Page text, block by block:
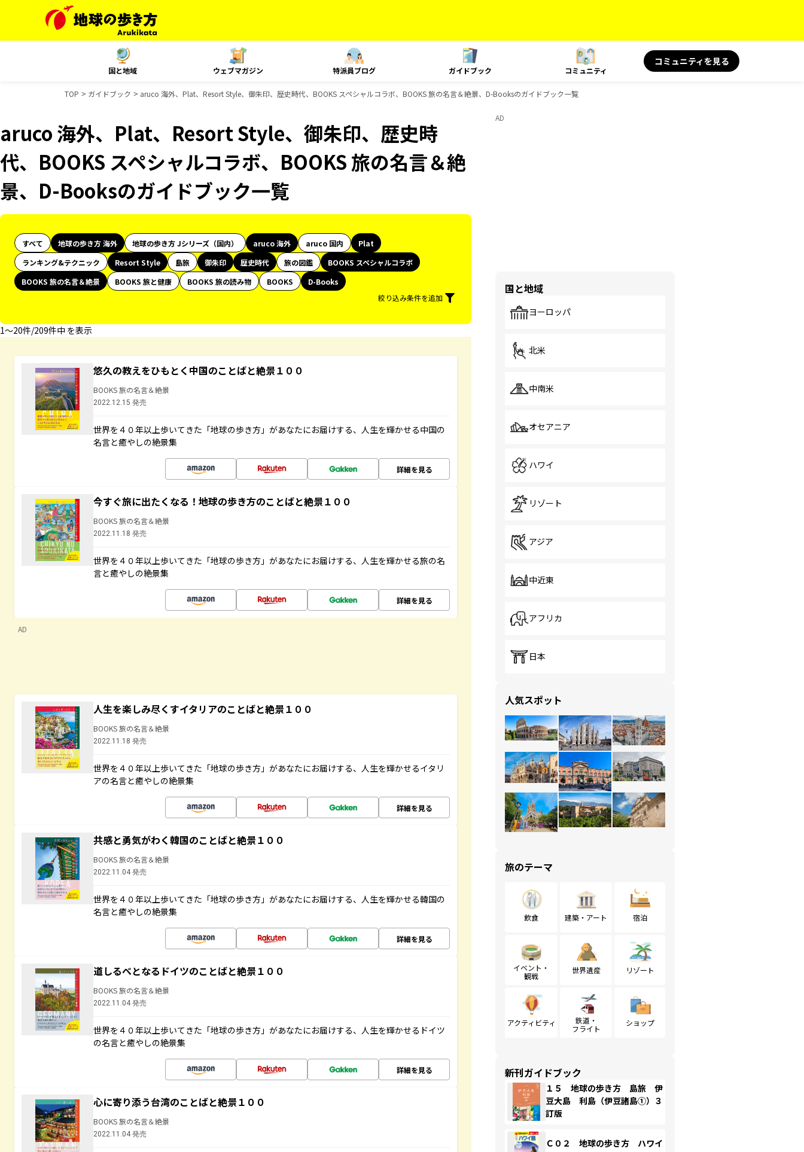
国と地域 ウェブマガジン 特派員ブログ ガイドブック コミュニティ
コミュニティを見る
TOP ガイドブック aruco 海外、Plat、Resort Style、御朱印、歴史時代、BOOKS スペシャルコラボ、BOOKS 旅の名言＆絶景、D-Booksのガイドブック一覧
aruco 海外、Plat、Resort Style、御朱印、歴史時
代、BOOKS スペシャルコラボ、BOOKS 旅の名言＆絶
景、D-Booksのガイドブック一覧
すべて 地球の歩き方 海外 地球の歩き方 Jシリーズ（国内） aruco 海外 aruco 国内
Plat
ランキング&テクニック
Resort Style 島旅 御朱印 歴史時代 旅の図鑑
BOOKS スペシャルコラボ
BOOKS 旅の名言＆絶景
BOOKS 旅と健康 BOOKS 旅の読み物 BOOKS
D-Books
絞り込み条件を追加
1〜20件/209件中 を表示
悠久の教えをひもとく中国のことばと絶景１００
BOOKS 旅の名言＆絶景
2022.12.15 発売
世界を４０年以上歩いてきた「地球の歩き方」があなたにお届けする、人生を輝かせる中国の
名言と癒やしの絶景集
詳細を見る
今すぐ旅に出たくなる！地球の歩き方のことばと絶景１００
BOOKS 旅の名言＆絶景
2022.11.18 発売
世界を４０年以上歩いてきた「地球の歩き方」があなたにお届けする、人生を輝かせる旅の名
言と癒やしの絶景集
詳細を見る
AD
人生を楽しみ尽くすイタリアのことばと絶景１００
BOOKS 旅の名言＆絶景
2022.11.18 発売
世界を４０年以上歩いてきた「地球の歩き方」があなたにお届けする、人生を輝かせるイタリ
アの名言と癒やしの絶景集
詳細を見る
共感と勇気がわく韓国のことばと絶景１００
BOOKS 旅の名言＆絶景
2022.11.04 発売
世界を４０年以上歩いてきた「地球の歩き方」があなたにお届けする、人生を輝かせる韓国の
名言と癒やしの絶景集
詳細を見る
道しるべとなるドイツのことばと絶景１００
BOOKS 旅の名言＆絶景
2022.11.04 発売
世界を４０年以上歩いてきた「地球の歩き方」があなたにお届けする、人生を輝かせるドイツ
の名言と癒やしの絶景集
詳細を見る
心に寄り添う台湾のことばと絶景１００
BOOKS 旅の名言＆絶景
2022.11.04 発売
AD
国と地域
ヨーロッパ
北米
中南米
オセアニア
ハワイ
リゾート
アジア
中近東
アフリカ
日本
人気スポット
旅のテーマ
飲食 建築・アート 宿泊
イベント・
観戦
世界遺産 リゾート
アクティビティ
鉄道・
フライト
ショップ
新刊ガイドブック
１５ 地球の歩き方 島旅 伊
豆大島 利島（伊豆諸島①）３
訂版
Ｃ０２ 地球の歩き方 ハワイ